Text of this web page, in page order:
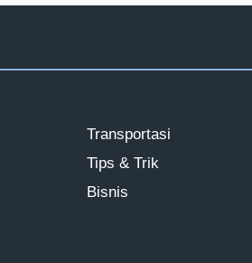
Transportasi
Tips & Trik
Bisnis